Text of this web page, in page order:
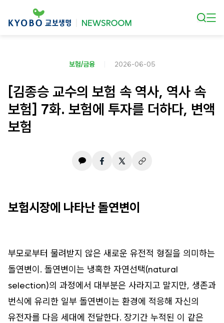
보험/금융 2026-06-05
[김종승 교수의 보험 속 역사, 역사 속
보험] 7화. 보험에 투자를 더하다, 변액
보험
보험시장에 나타난 돌연변이
부모로부터 물려받지 않은 새로운 유전적 형질을 의미하는
돌연변이. 돌연변이는 냉혹한 자연선택(natural
selection)의 과정에서 대부분은 사라지고 말지만, 생존과
번식에 유리한 일부 돌연변이는 환경에 적응해 자신의
유전자를 다음 세대에 전달한다. 장기간 누적된 이 같은